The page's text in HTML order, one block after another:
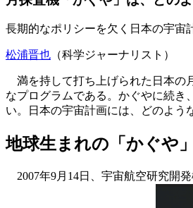
長期的なポリシーを欠く日本の宇宙
松浦晋也 （科学ジャーナリスト）
満を持して打ち上げられた日本の
なプログラムである。かぐやに続き
い。日本の宇宙計画には、どのよう
地球生まれの「かぐや
2007年9月14日、宇宙航空研究開